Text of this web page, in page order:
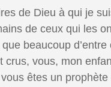
de Dieu à qui je
de ceux qui les
beaucoup d’entre
crus, vous, mon
êtes un prophète